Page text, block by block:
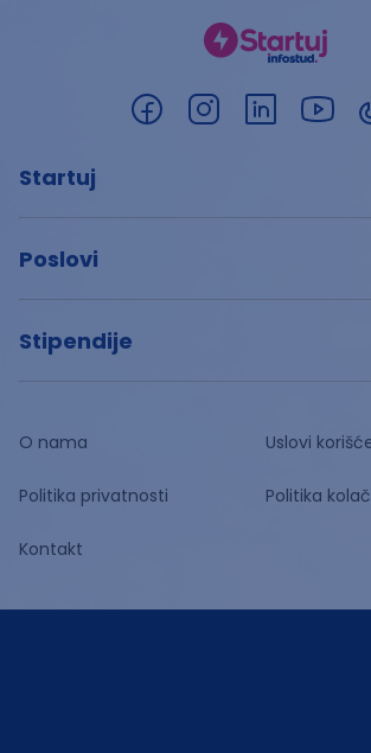
Startuj
Poslovi
Stipendije
O nama Uslovi
Politika privatnosti Politika
Kontakt